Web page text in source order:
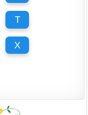
T
X